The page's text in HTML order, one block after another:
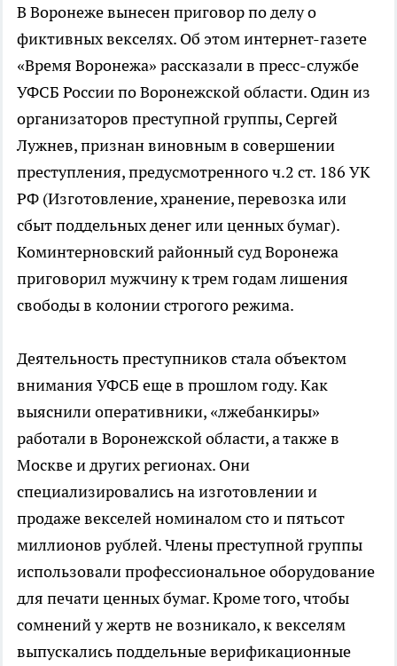
В Воронеже вынесен приговор по делу о
фиктивных векселях. Об этом интернет-газете
«Время Воронежа» рассказали в пресс-службе
УФСБ России по Воронежской области. Один из
организаторов преступной группы, Сергей
Лужнев, признан виновным в совершении
преступления, предусмотренного ч.2 ст. 186 УК
РФ (Изготовление, хранение, перевозка или
сбыт поддельных денег или ценных бумаг).
Коминтерновский районный суд Воронежа
приговорил мужчину к трем годам лишения
свободы в колонии строгого режима.
Деятельность преступников стала объектом
внимания УФСБ еще в прошлом году. Как
выяснили оперативники, «лжебанкиры»
работали в Воронежской области, а также в
Москве и других регионах. Они
специализировались на изготовлении и
продаже векселей номиналом сто и пятьсот
миллионов рублей. Члены преступной группы
использовали профессиональное оборудование
для печати ценных бумаг. Кроме того, чтобы
сомнений у жертв не возникало, к векселям
выпускались поддельные верификационные